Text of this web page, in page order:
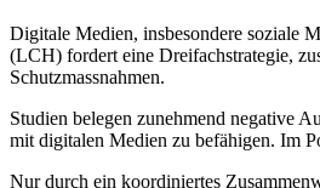
Digitale Medien, insbesondere soziale
(LCH) fordert eine Dreifachstrategie,
Schutzmassnahmen.
Studien belegen zunehmend negative
mit digitalen Medien zu befähigen. Im
Nur durch ein koordiniertes